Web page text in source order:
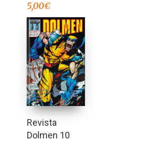
5,00€
Revista
Dolmen 10